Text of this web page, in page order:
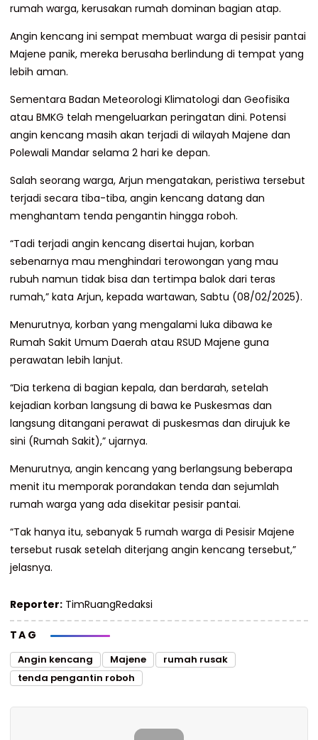
rumah warga, kerusakan rumah dominan bagian atap.
Angin kencang ini sempat membuat warga di pesisir pantai
Majene panik, mereka berusaha berlindung di tempat yang
lebih aman.
Sementara Badan Meteorologi Klimatologi dan Geofisika
atau BMKG telah mengeluarkan peringatan dini. Potensi
angin kencang masih akan terjadi di wilayah Majene dan
Polewali Mandar selama 2 hari ke depan.
Salah seorang warga, Arjun mengatakan, peristiwa tersebut
terjadi secara tiba-tiba, angin kencang datang dan
menghantam tenda pengantin hingga roboh.
“Tadi terjadi angin kencang disertai hujan, korban
sebenarnya mau menghindari terowongan yang mau
rubuh namun tidak bisa dan tertimpa balok dari teras
rumah,” kata Arjun, kepada wartawan, Sabtu (08/02/2025).
Menurutnya, korban yang mengalami luka dibawa ke
Rumah Sakit Umum Daerah atau RSUD Majene guna
perawatan lebih lanjut.
“Dia terkena di bagian kepala, dan berdarah, setelah
kejadian korban langsung di bawa ke Puskesmas dan
langsung ditangani perawat di puskesmas dan dirujuk ke
sini (Rumah Sakit),” ujarnya.
Menurutnya, angin kencang yang berlangsung beberapa
menit itu memporak porandakan tenda dan sejumlah
rumah warga yang ada disekitar pesisir pantai.
“Tak hanya itu, sebanyak 5 rumah warga di Pesisir Majene
tersebut rusak setelah diterjang angin kencang tersebut,”
jelasnya.
Reporter: TimRuangRedaksi
TAG
Angin kencang Majene
rumah rusak
tenda pengantin roboh